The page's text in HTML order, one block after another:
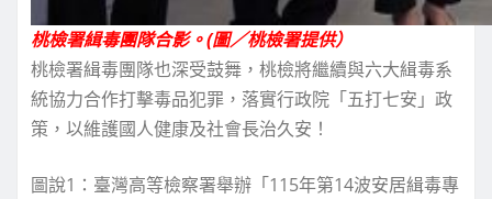
桃檢署緝毒團隊合影。(圖／桃檢署提供）
桃檢署緝毒團隊也深受鼓舞，桃檢將繼續與六大緝毒系
統協力合作打擊毒品犯罪，落實行政院「五打七安」政
策，以維護國人健康及社會長治久安！
圖說1：臺灣高等檢察署舉辦「115年第14波安居緝毒專